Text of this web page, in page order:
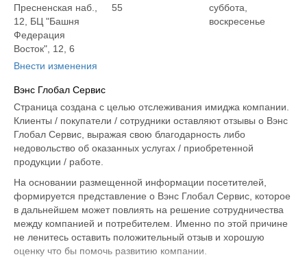
Пресненская наб.,
12, БЦ "Башня
Федерация
Восток", 12, 6
Внести изменения
55
суббота,
воскресенье
Вэнс Глобал Сервис
Страница создана с целью отслеживания имиджа компании.
Клиенты / покупатели / сотрудники оставляют отзывы о Вэнс
Глобал Сервис, выражая свою благодарность либо
недовольство об оказанных услугах / приобретенной
продукции / работе.
На основании размещенной информации посетителей,
формируется представление о Вэнс Глобал Сервис, которое
в дальнейшем может повлиять на решение сотрудничества
между компанией и потребителем. Именно по этой причине
не ленитесь оставить положительный отзыв и хорошую
оценку что бы помочь развитию компании.